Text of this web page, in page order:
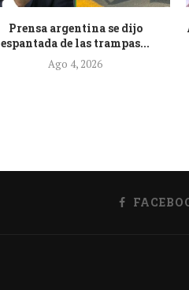
Prensa argentina se dijo
espantada de las trampas...
Ago 4, 2026